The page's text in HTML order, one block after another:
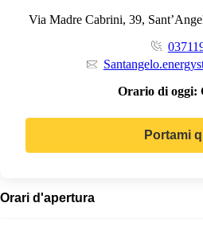
Via Madre Cabrini, 39,
Orario di oggi:
Portami
Orari d'apertura